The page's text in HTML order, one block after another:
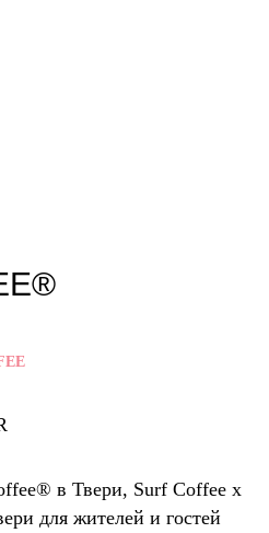
в Твери, Surf Coffee x
для жителей и гостей